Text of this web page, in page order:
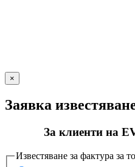
×
Заявка
За клиенти на
Известяване за фактура за